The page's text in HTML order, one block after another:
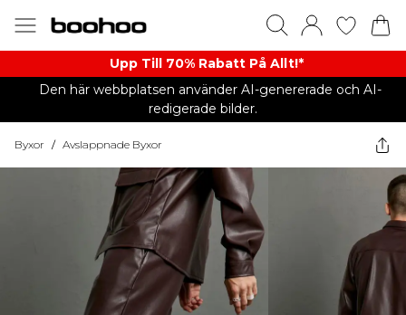
Upp Till 70% Rabatt På Allt!*
Den här webbplatsen använder AI-genererade och AI-
redigerade bilder.
Byxor / Avslappnade Byxor